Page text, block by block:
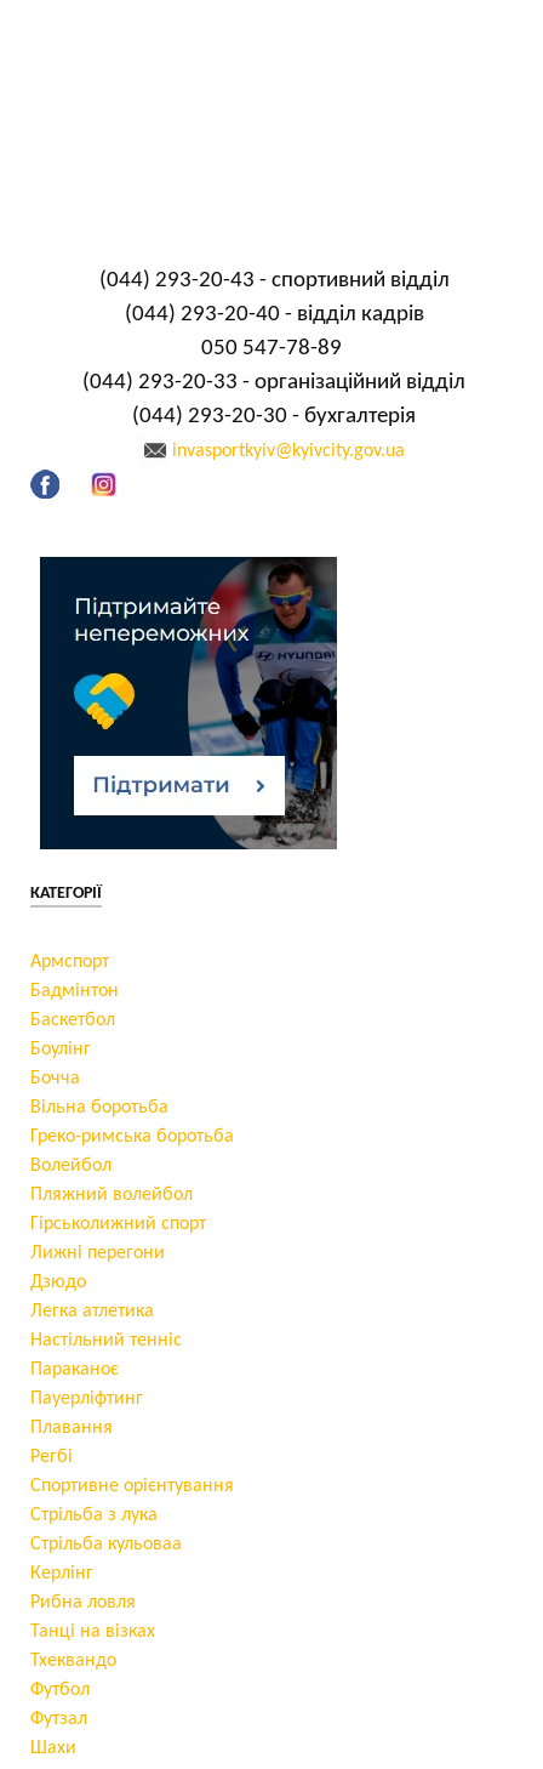
(044) 293-20-43 - спортивний відділ
(044) 293-20-40 - відділ кадрів
050 547-78-89
(044) 293-20-33 - організаційний відділ
(044) 293-20-30 - бухгалтерія
invasportkyiv@kyivcity.gov.ua
КАТЕГОРІЇ
Армспорт
Бадмінтон
Баскетбол
Боулінг
Бочча
Вільна боротьба
Греко-римська боротьба
Волейбол
Пляжний волейбол
Гірськолижний спорт
Лижні перегони
Дзюдо
Легка атлетика
Настільний тенніс
Параканоє
Пауерліфтинг
Плавання
Регбі
Спортивне орієнтування
Стрільба з лука
Стрільба кульоваа
Керлінг
Рибна ловля
Танці на візках
Тхеквандо
Футбол
Футзал
Шахи